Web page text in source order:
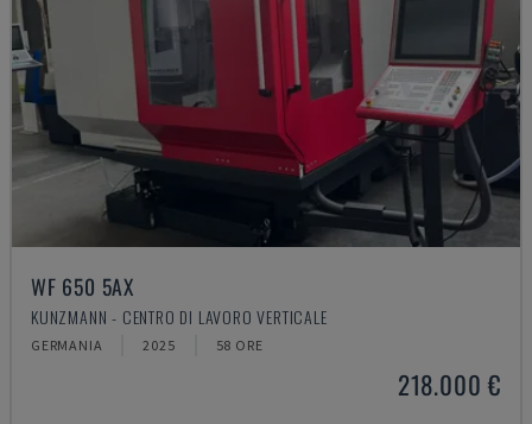
WF 650 5AX
KUNZMANN - CENTRO DI LAVORO VERTICALE
GERMANIA 2025 58 ORE
218.000 €